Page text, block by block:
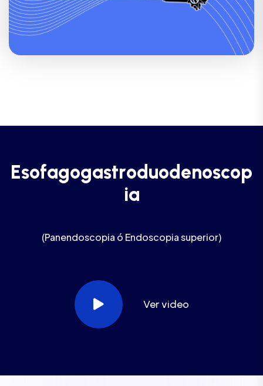
Esofagogastroduodenoscop
ia
(Panendoscopia ó Endoscopia superior)
Ver video